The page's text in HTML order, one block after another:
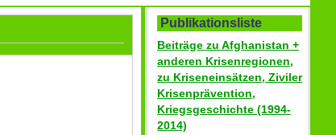
Publikationsliste
Beiträge zu Afghanistan +
anderen Krisenregionen,
zu Kriseneinsätzen, Ziviler
Krisenprävention,
Kriegsgeschichte (1994-
2014)